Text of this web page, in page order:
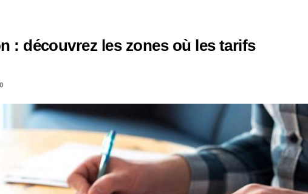
: découvrez les zones où les tarifs
0